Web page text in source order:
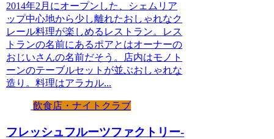
2014年2月にオープンした、シェムリア
ップ中心地から少し離れたおしゃれなク
レール料理が楽しめるレストラン。レス
トランの名前にあるポアとはオーナーの
おじいさんの名前だそう。店内はモノト
ーンのテーブルセットが並ぶおしゃれな
造り。料理はアラカル...
飲食店・ナイトクラブ
フレッシュフルーツファクトリー-